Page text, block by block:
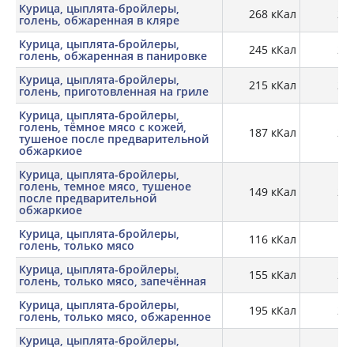
Курица, цыплята-бройлеры,
голень, обжаренная в кляре 268 кКал
Курица, цыплята-бройлеры,
голень, обжаренная в панировке 245 кКал
Курица, цыплята-бройлеры,
голень, приготовленная на гриле 215 кКал
Курица, цыплята-бройлеры,
голень, тёмное мясо с кожей,
тушеное после предварительной
обжаркиое
187 кКал
Курица, цыплята-бройлеры,
голень, темное мясо, тушеное
после предварительной
обжаркиое
149 кКал
Курица, цыплята-бройлеры,
голень, только мясо 116 кКал
Курица, цыплята-бройлеры,
голень, только мясо, запечённая 155 кКал
Курица, цыплята-бройлеры,
голень, только мясо, обжаренное 195 кКал
Курица, цыплята-бройлеры,